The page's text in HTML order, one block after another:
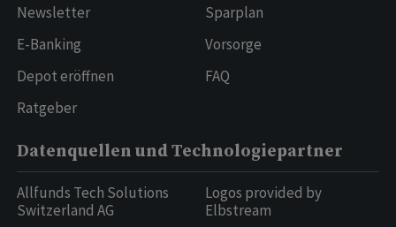
Newsletter
E-Banking
Depot eröffnen
Ratgeber
Sparplan
Vorsorge
FAQ
Datenquellen und Technologiepartner
Allfunds Tech Solutions
Switzerland AG
Logos provided by
Elbstream